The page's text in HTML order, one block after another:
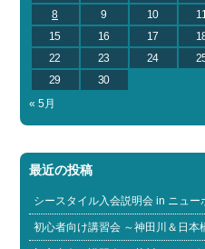
8
9 10
15
16 17
22
23 24
29
30
« 5月
最近の投稿
シースタイル入会説明会 in ニュー
初心者向け講習会 ～神田川＆日本